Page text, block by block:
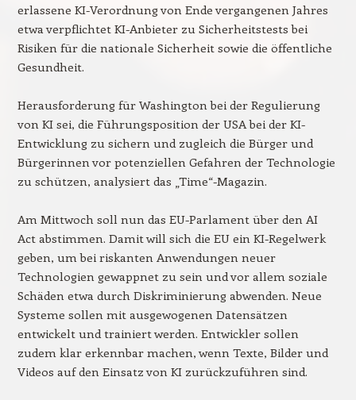
erlassene KI-Verordnung von Ende vergangenen Jahres
etwa verpflichtet KI-Anbieter zu Sicherheitstests bei
Risiken für die nationale Sicherheit sowie die öffentliche
Gesundheit.
Herausforderung für Washington bei der Regulierung
von KI sei, die Führungsposition der USA bei der KI-
Entwicklung zu sichern und zugleich die Bürger und
Bürgerinnen vor potenziellen Gefahren der Technologie
zu schützen, analysiert das „Time“-Magazin.
Am Mittwoch soll nun das EU-Parlament über den AI
Act abstimmen. Damit will sich die EU ein KI-Regelwerk
geben, um bei riskanten Anwendungen neuer
Technologien gewappnet zu sein und vor allem soziale
Schäden etwa durch Diskriminierung abwenden. Neue
Systeme sollen mit ausgewogenen Datensätzen
entwickelt und trainiert werden. Entwickler sollen
zudem klar erkennbar machen, wenn Texte, Bilder und
Videos auf den Einsatz von KI zurückzuführen sind.